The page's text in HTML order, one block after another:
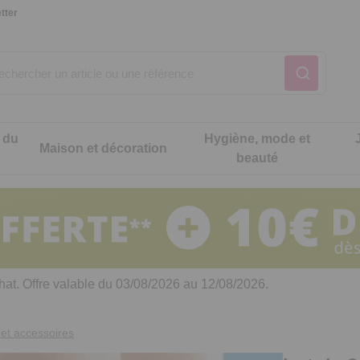
cuisine
de cuisine malins
Notre produit du
Notre produit du
Maison et décoration
Notre produit du
Hygiène, mode et
beauté
intimité
Notre produit du
Notre produit du
Notre produit du
Offre valable du 03/08/2026 au 12/08/2026.
accessoires